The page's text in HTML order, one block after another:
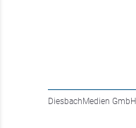
DiesbachMedien GmbH